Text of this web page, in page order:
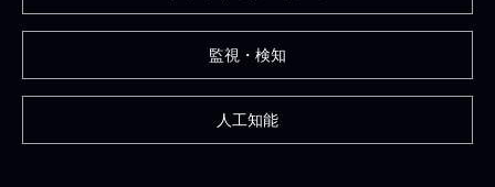
監視・検知
人工知能